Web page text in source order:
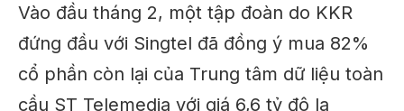
Vào đầu tháng 2, một tập đoàn do KKR
đứng đầu với Singtel đã đồng ý mua 82%
cổ phần còn lại của Trung tâm dữ liệu toàn
cầu ST Telemedia với giá 6,6 tỷ đô la